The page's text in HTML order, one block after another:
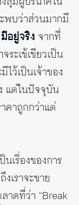
พบว่าส่วนมากมี
อยู่จริง จากที่
ระเข้เขียวเป็น
ว้เป็นเจ้าของ
แต่ในปัจจุบัน
คาถูกกว่าแต่
เรื่องของการ
เราจะขาย
าดที่ว่า “Break